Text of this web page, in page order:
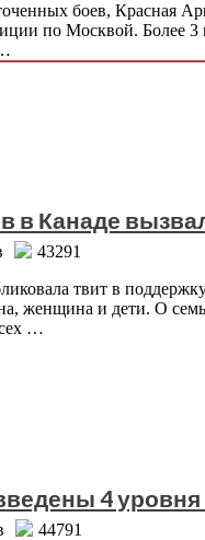
боев, Красная
по Москвой. Более
в Канаде
43291
твит в
женщина и дети. О
…
4 уровня
44791